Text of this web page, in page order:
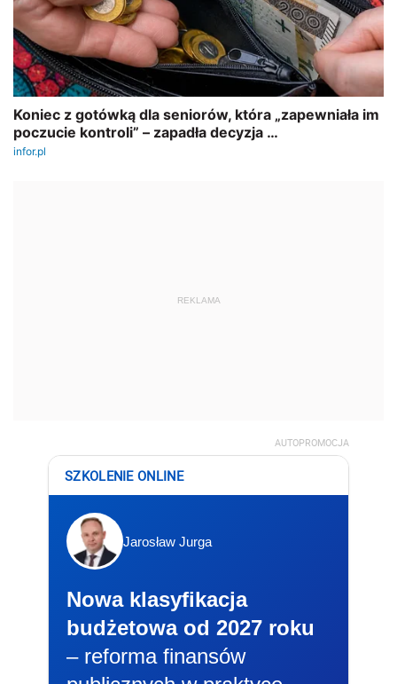
REKLAMA
AUTOPROMOCJA
SZKOLENIE ONLINE
Jarosław Jurga
Nowa klasyfikacja
budżetowa od 2027 roku
– reforma finansów